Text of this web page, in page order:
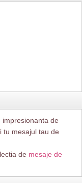
impresionanta de
tu mesajul tau de
de mesaje de